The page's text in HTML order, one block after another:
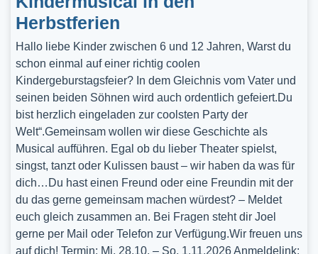
Herbstferien
Hallo liebe Kinder zwischen 6 und 12 Jahren, Warst du
schon einmal auf einer richtig coolen
Kindergeburstagsfeier? In dem Gleichnis vom Vater und
seinen beiden Söhnen wird auch ordentlich gefeiert.Du
bist herzlich eingeladen zur coolsten Party der
Welt“.Gemeinsam wollen wir diese Geschichte als
Musical aufführen. Egal ob du lieber Theater spielst,
singst, tanzt oder Kulissen baust – wir haben da was für
dich…Du hast einen Freund oder eine Freundin mit der
du das gerne gemeinsam machen würdest? – Meldet
euch gleich zusammen an. Bei Fragen steht dir Joel
gerne per Mail oder Telefon zur Verfügung.Wir freuen uns
auf dich! Termin: Mi, 28.10. – So, 1.11.2026 Anmeldelink: